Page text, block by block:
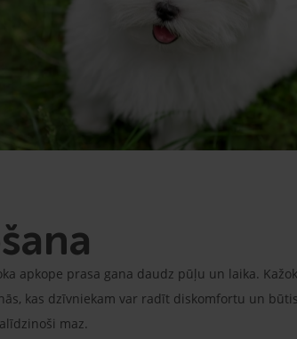
apkope prasa gana daudz pūļu un laika.
kas dzīvniekam var radīt diskomfortu un
maz.